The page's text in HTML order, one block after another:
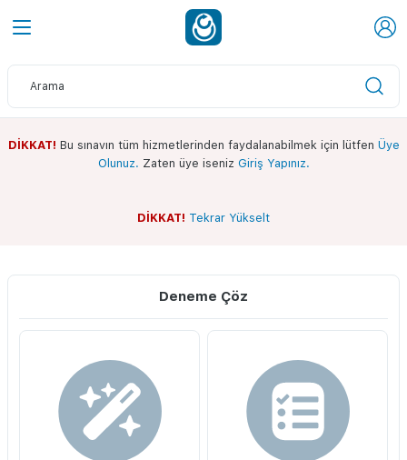
DİKKAT! Bu sınavın tüm hizmetlerinden faydalanabilmek için lütfen Üye
Olunuz. Zaten üye iseniz Giriş Yapınız.
DİKKAT! Tekrar Yükselt
Sınav Ekranı
Whatsapp Kanalımız
Deneme Çöz